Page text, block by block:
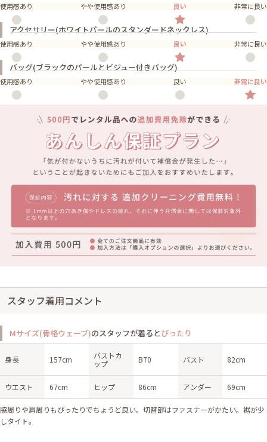
使用感あり やや使用感あり 良い 非常に良い
アクセサリー(ホワイトパールのスタンダードネックレス)
使用感あり やや使用感あり 良い 非常に良い
バッグ(ブラックのパールとビジュー付きバッグ)
使用感あり やや使用感あり 良い 非常に良い
スタッフ着用コメント
Mサイズ(骨格ウェーブ)のスタッフが着るとぴったり
身長 157cm
バストカ
ップ
B70 バスト 82cm
ウエスト 67cm ヒップ 86cm アンダー 69cm
脇周りや肩周りもぴったりでちょうど良い。切替部はファスナーがかたい。裾が少
しタイト。